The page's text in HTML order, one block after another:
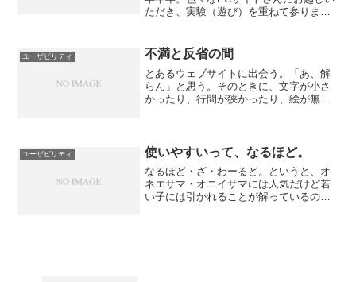
ただき、実験（遊び）を重ねて参りまし
的若い方を調査対象にしていたのです
が、ネットで遊び倒して...
ユーザビリティ 不満と反省の間
とあるウェブサイトに出会う。「あ、解
らん」と思う。そのときに、文字が小さ
かったり、行間が狭かったり、絵が無か
たしが初心者だから悪いのね...
ユーザビリティ 使いやすいって、なるほど。
なるほど・ざ・わーるど。というと、オ
ネエサマ・オニイサマには人気だけど若
い子には引かれることが解っているの